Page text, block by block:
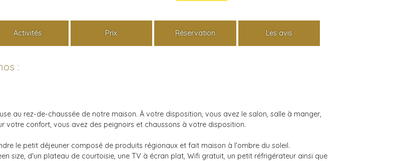
Activités Prix Réservation Les avis
:
au rez-de-chaussée de notre maison. À votre disposition, vous avez le salon, salle à manger,
votre confort, vous avez des peignoirs et chaussons à votre disposition.
le petit déjeuner composé de produits régionaux et fait maison à l'ombre du soleil.
size, d'un plateau de courtoisie, une TV à écran plat, Wifi gratuit, un petit réfrigérateur ainsi que